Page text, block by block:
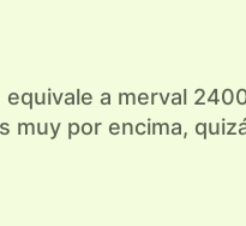
a merval
por encima,